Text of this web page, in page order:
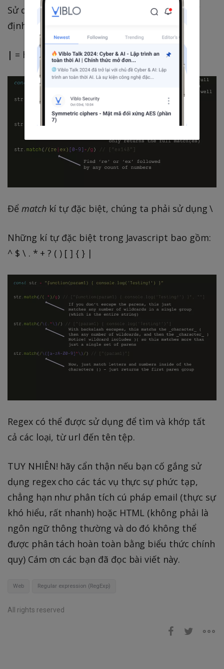
Sử dụng toán tử| bên trong parens()để chỉ
định nhóm đó khớp với cái gì.
| = hoặc
Để matchkí tự đặc biệt, chúng ta phải sử dụng \
Những kí tự đặc biệt trong Javascript bao gồm:
^ $ \ . * + ? ( ) [ ] { } |
Regex có thể được sử dụng để tìm và khớp tất
cả các loại, từ url đến tên tệp.
TUY NHIÊN! hãy cẩn thận nếu bạn cố gắng sử
dụng regex cho các tác vụ thực sự phức tạp,
chẳng hạn như phân tích cú pháp email (thực sự
khó hiểu, rất nhanh) hoặc HTML (không phải là
ngôn ngữ thông thường và do đó không thể
được phân tách hoàn toàn bằng biểu thức chính
quy) Cám ơn các bạn đã đọc bài viết này.
Web Regular expression (RegExp)
All rights reserved